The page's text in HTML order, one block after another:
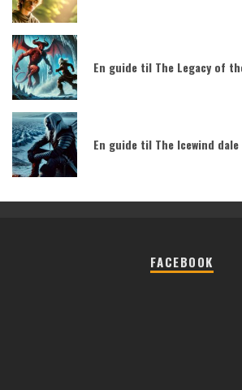
En guide til The Legacy of
En guide til The Icewind
FACEBOOK